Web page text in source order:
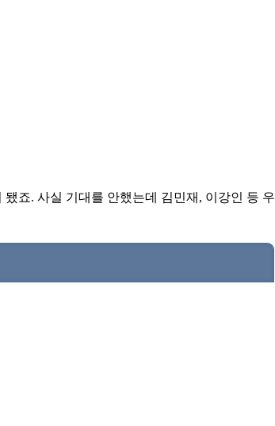
죠. 사실 기대를 안했는데 김민재, 이강인 등 우